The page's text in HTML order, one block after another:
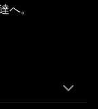
へ。